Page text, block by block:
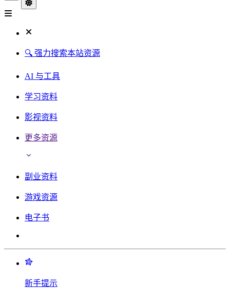
🔍 强力搜索本站资源
AI 与工具
学习资料
影视资料
更多资源
副业资料
游戏资源
电子书
新手提示